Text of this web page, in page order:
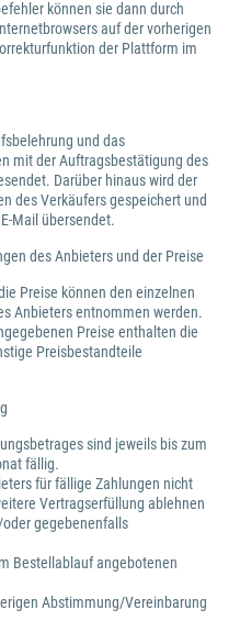
können sie dann durch
auf der vorherigen
der Plattform im
und das
mit der Auftragsbestätigung des
Darüber hinaus wird der
des Verkäufers gespeichert und
Mail übersendet.
des Anbieters und der Preise
Preise können den einzelnen
Anbieters entnommen werden.
Preise enthalten die
Preisbestandteile
sind jeweils bis zum
fällig.
für fällige Zahlungen nicht
Vertragserfüllung ablehnen
gegebenenfalls
Bestellablauf angebotenen
Abstimmung/Vereinbarung